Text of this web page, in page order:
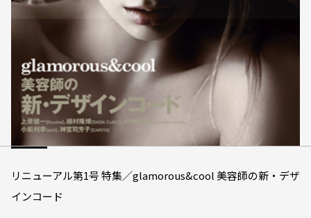
リニューアル第1号 特集／glamorous&cool 美容師の新・デザ
インコード